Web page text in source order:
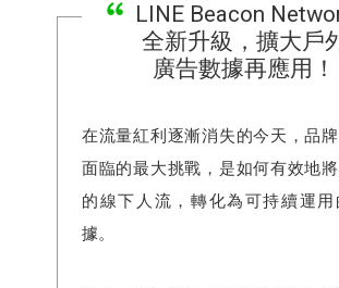
LINE Beacon
全新升級，擴大戶
廣告數據再應用！
在流量紅利逐漸消失的今天，品
面臨的最大挑戰，是如何有效地
的線下人流，轉化為可持續運
據。